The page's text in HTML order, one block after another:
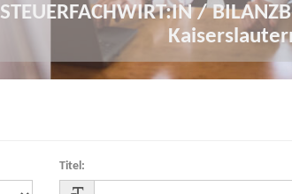
STEUERFACHWIRT:IN /
Titel :